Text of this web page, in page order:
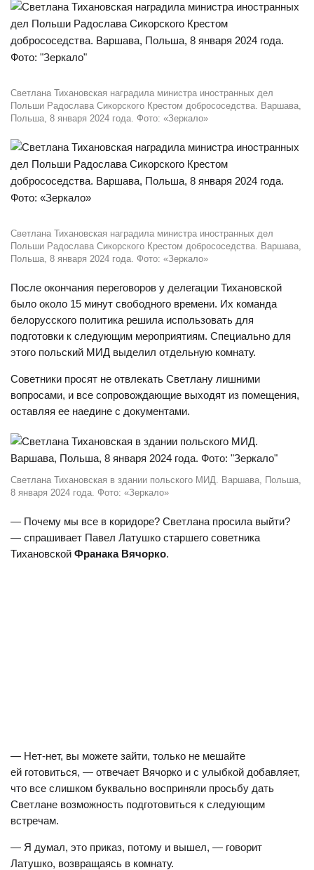
Светлана Тихановская наградила министра иностранных дел
Польши Радослава Сикорского Крестом добрососедства. Варшава,
Польша, 8 января 2024 года. Фото: «Зеркало»
Светлана Тихановская наградила министра иностранных дел
Польши Радослава Сикорского Крестом добрососедства. Варшава,
Польша, 8 января 2024 года. Фото: «Зеркало»
После окончания переговоров у делегации Тихановской
было около 15 минут свободного времени. Их команда
белорусского политика решила использовать для
подготовки к следующим мероприятиям. Специально для
этого польский МИД выделил отдельную комнату.
Советники просят не отвлекать Светлану лишними
вопросами, и все сопровождающие выходят из помещения,
оставляя ее наедине с документами.
Светлана Тихановская в здании польского МИД. Варшава, Польша,
8 января 2024 года. Фото: «Зеркало»
— Почему мы все в коридоре? Светлана просила выйти?
— спрашивает Павел Латушко старшего советника
Тихановской Франака Вячорко.
— Нет-нет, вы можете зайти, только не мешайте
ей готовиться, — отвечает Вячорко и с улыбкой добавляет,
что все слишком буквально восприняли просьбу дать
Светлане возможность подготовиться к следующим
встречам.
— Я думал, это приказ, потому и вышел, — говорит
Латушко, возвращаясь в комнату.